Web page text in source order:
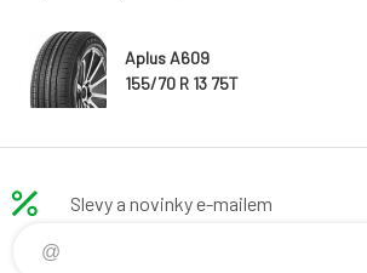
Aplus A609
155/70 R 13 75T
Slevy a novinky e-mailem